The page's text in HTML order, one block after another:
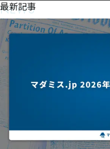
NEWS
最新記事